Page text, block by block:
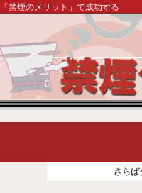
「禁煙のメリット」で成功する
さらば